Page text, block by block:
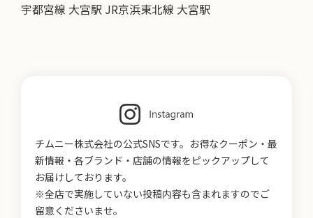
宇都宮線 大宮駅 JR京浜東北線 大宮駅
チムニー株式会社の公式SNSです。お得なクーポン・最
新情報・各ブランド・店舗の情報をピックアップして
お届けしております。
※全店で実施していない投稿内容も含まれますのでご
留意くださいませ。